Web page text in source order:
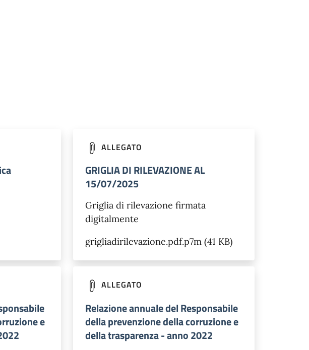
ALLEGATO
GRIGLIA DI RILEVAZIONE AL
15/07/2025
Griglia di rilevazione firmata
digitalmente
grigliadirilevazione.pdf.p7m (41 KB)
e
ALLEGATO
Relazione annuale del Responsabile
della prevenzione della corruzione e
della trasparenza - anno 2022